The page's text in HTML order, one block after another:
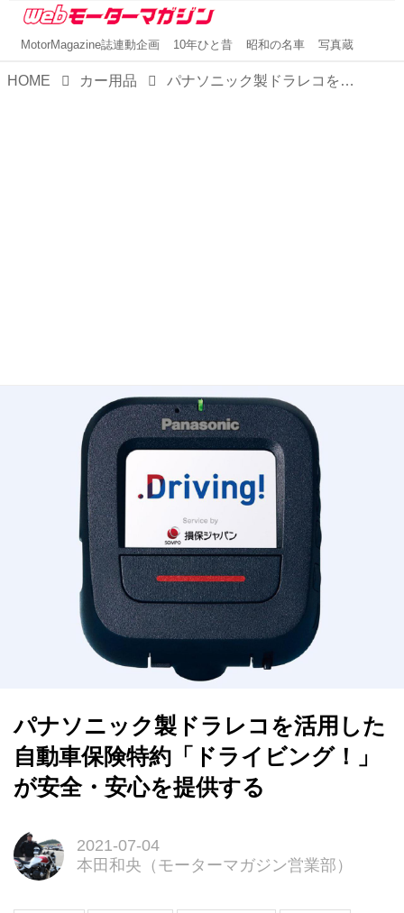
MotorMagazine誌連動企画 10年ひと昔 昭和の名車 写真蔵
HOME カー用品 パナソニック製ドラレコを活用した自動車保険特約「ドライビング！」が安全・安心を提供する
パナソニック製ドラレコを活用した
自動車保険特約「ドライビング！」
が安全・安心を提供する
2021-07-04
本田和央（モーターマガジン営業部）